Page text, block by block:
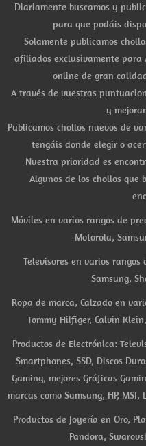
Diariamente buscamos y
para que podáis
Solamente publicamos
afiliados exclusivamente para
online de gran
A través de vuestras
y
Publicamos chollos nuevos de
tengáis donde elegir o
Nuestra prioridad es
Algunos de los chollos que
Móviles en varios rangos de
Motorola,
Televisores en varios rangos
Samsung,
Ropa de marca, Calzado en
Tommy Hilfiger, Calvin
Productos de Electrónica:
Smartphones, SSD, Discos
Gaming, mejores Gráficas
marcas como Samsung, HP,
Productos de Joyería en Oro,
Pandora,